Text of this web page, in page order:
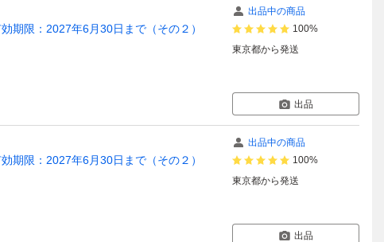
限：2027年6月30日まで（その２）
出品中の商品
100%
東京都から発送
出品
限：2027年6月30日まで（その２）
出品中の商品
100%
東京都から発送
出品